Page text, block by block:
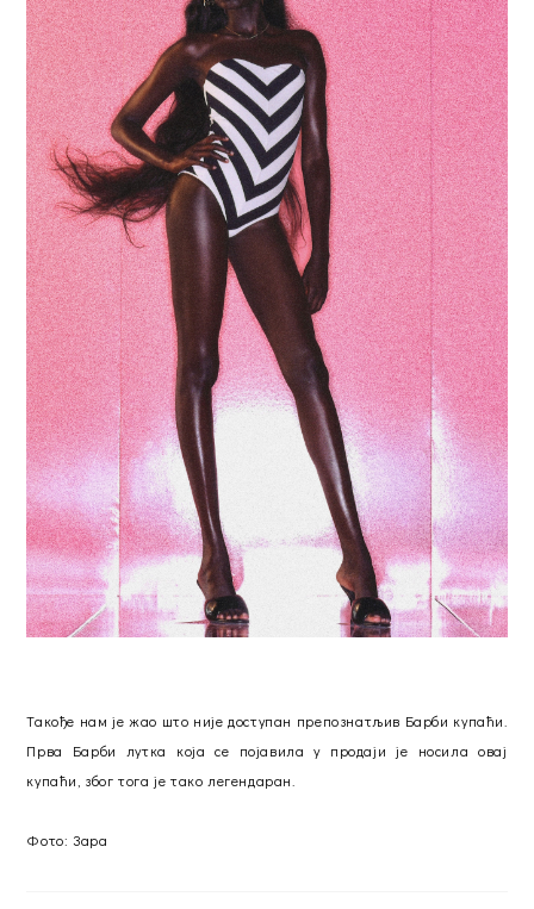
Такође нам је жао што није доступан препознатљив Барби купаћи.
Прва Барби лутка која се појавила у продаји је носила овај
купаћи, због тога је тако легендаран.
Фото: Зара